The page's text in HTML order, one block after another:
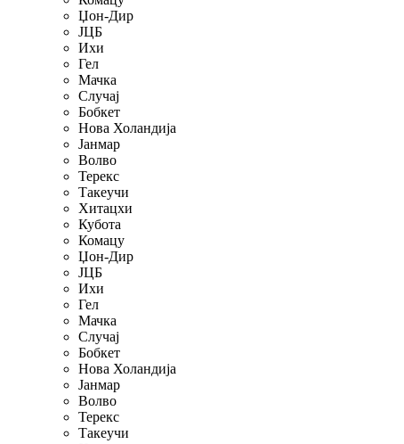
Џон-Дир
ЈЦБ
Ихи
Гел
Мачка
Случај
Бобкет
Нова Холандија
Јанмар
Волво
Терекс
Такеучи
Хитацхи
Кубота
Комацу
Џон-Дир
ЈЦБ
Ихи
Гел
Мачка
Случај
Бобкет
Нова Холандија
Јанмар
Волво
Терекс
Такеучи